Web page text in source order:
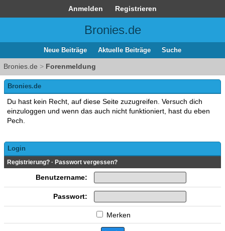
Anmelden Registrieren
Bronies.de
Neue Beiträge Aktuelle Beiträge Suche
Bronies.de > Forenmeldung
Bronies.de
Du hast kein Recht, auf diese Seite zuzugreifen. Versuch dich
einzuloggen und wenn das auch nicht funktioniert, hast du eben
Pech.
Login
Registrierung? · Passwort vergessen?
Benutzername:
Passwort:
Merken